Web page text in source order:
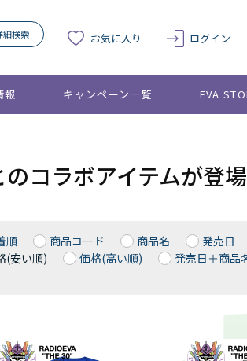
細検索 お気に入り ログイン
報 キャンペーン一覧 EVA
コラボアイテムが登場
順 商品コード 商品名
発売日
(安い順)
価格(高い順) 発売日＋商品